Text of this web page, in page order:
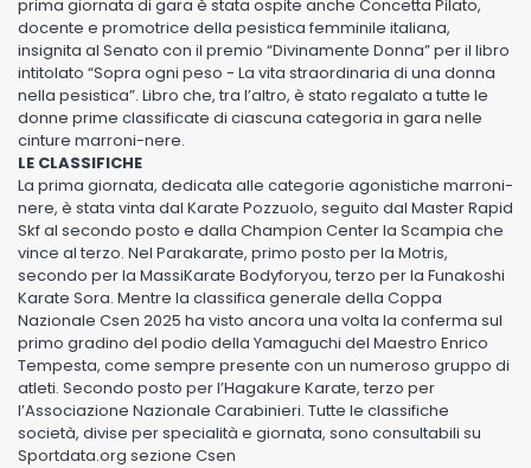
prima giornata di gara è stata ospite anche Concetta Pilato,
docente e promotrice della pesistica femminile italiana,
insignita al Senato con il premio “Divinamente Donna” per il libro
intitolato “Sopra ogni peso - La vita straordinaria di una donna
nella pesistica”. Libro che, tra l’altro, è stato regalato a tutte le
donne prime classificate di ciascuna categoria in gara nelle
cinture marroni-nere.
LE CLASSIFICHE
La prima giornata, dedicata alle categorie agonistiche marroni-
nere, è stata vinta dal Karate Pozzuolo, seguito dal Master Rapid
Skf al secondo posto e dalla Champion Center la Scampia che
vince al terzo. Nel Parakarate, primo posto per la Motris,
secondo per la MassiKarate Bodyforyou, terzo per la Funakoshi
Karate Sora. Mentre la classifica generale della Coppa
Nazionale Csen 2025 ha visto ancora una volta la conferma sul
primo gradino del podio della Yamaguchi del Maestro Enrico
Tempesta, come sempre presente con un numeroso gruppo di
atleti. Secondo posto per l’Hagakure Karate, terzo per
l’Associazione Nazionale Carabinieri. Tutte le classifiche
società, divise per specialità e giornata, sono consultabili su
Sportdata.org sezione Csen